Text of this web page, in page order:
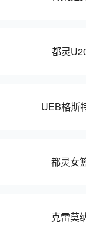
都灵
UEB格斯
都灵女
克雷莫